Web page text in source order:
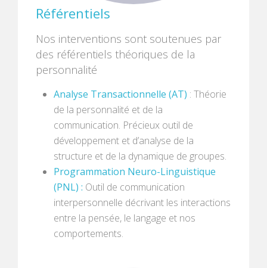
Référentiels
Nos interventions sont soutenues par
des référentiels théoriques de la
personnalité
Analyse Transactionnelle (AT) : Théorie
de la personnalité et de la
communication. Précieux outil de
développement et d’analyse de la
structure et de la dynamique de groupes.
Programmation Neuro-Linguistique
(PNL) : Outil de communication
interpersonnelle décrivant les interactions
entre la pensée, le langage et nos
comportements.